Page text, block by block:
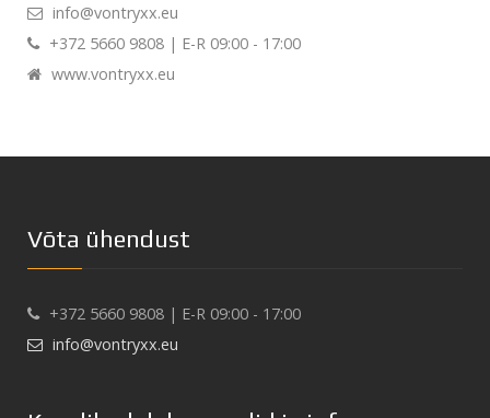
info@vontryxx.eu
+372 5660 9808 | E-R 09:00 - 17:00
www.vontryxx.eu
Võta ühendust
+372 5660 9808 | E-R 09:00 - 17:00
info@vontryxx.eu